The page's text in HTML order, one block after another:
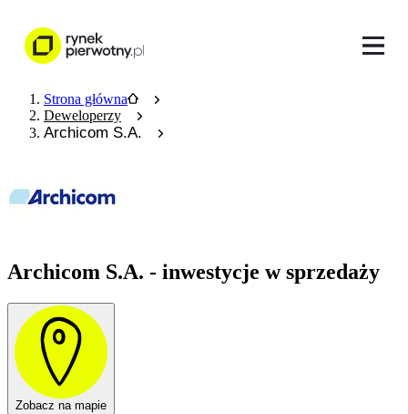
Strona główna
Deweloperzy
Archicom S.A.
Archicom S.A. - inwestycje w sprzedaży
Zobacz na mapie